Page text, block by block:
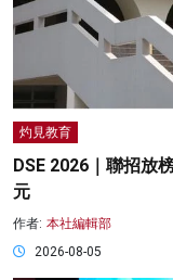
灼見教育
DSE 2026｜聯招放
元
作者: 本社編輯部
2026-08-05